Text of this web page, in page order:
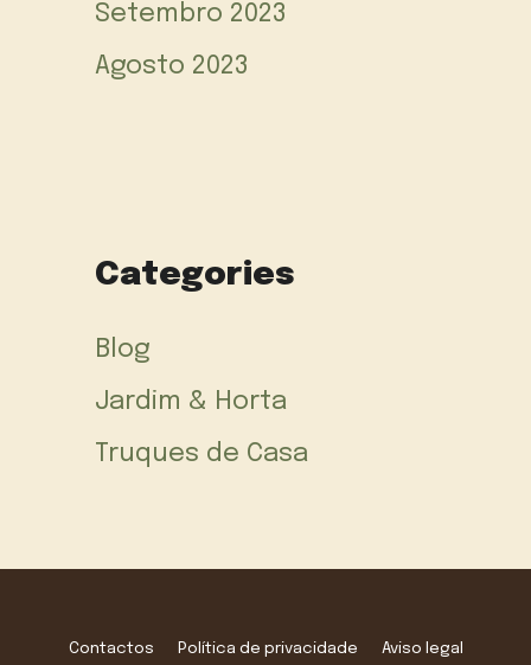
Setembro 2023
Agosto 2023
Categories
Blog
Jardim & Horta
Truques de Casa
Contactos Política de privacidade Aviso legal